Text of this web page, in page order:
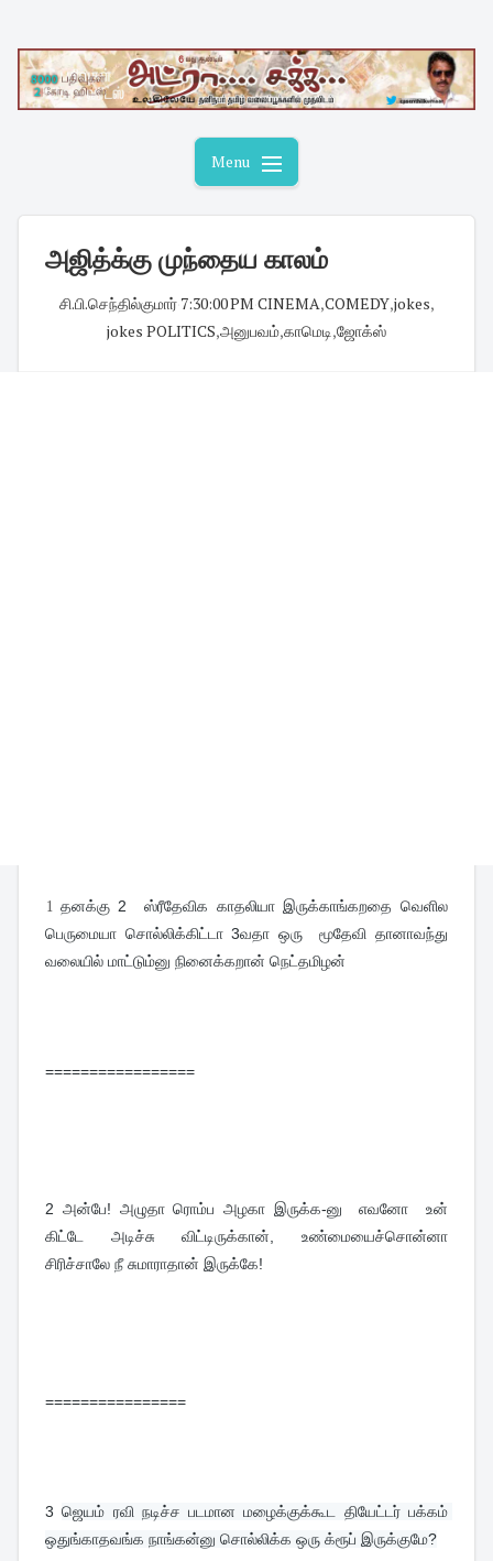
content
Menu
அஜித்க்கு முந்தைய காலம்
சி.பி.செந்தில்குமார்· 7:30:00 PM CINEMA,COMEDY,jokes,
jokes POLITICS,அனுபவம்,காமெடி,ஜோக்ஸ்
1 தனக்கு 2 ஸ்ரீதேவிக காதலியா இருக்காங்கறதை வெளில
பெருமையா சொல்லிக்கிட்டா 3வதா ஒரு மூதேவி தானாவந்து
வலையில் மாட்டும்னு நினைக்கறான் நெட்தமிழன்
=================
2 அன்பே! அழுதா ரொம்ப அழகா இருக்க-னு எவனோ உன்
கிட்டே அடிச்சு விட்டிருக்கான், உண்மையைச்சொன்னா
சிரிச்சாலே நீ சுமாராதான் இருக்கே!
================
3ஜெயம் ரவி நடிச்ச படமான மழைக்குக்கூட தியேட்டர் பக்கம்
ஒதுங்காதவங்க நாங்கன்னு சொல்லிக்க ஒரு க்ரூப் இருக்குமே?